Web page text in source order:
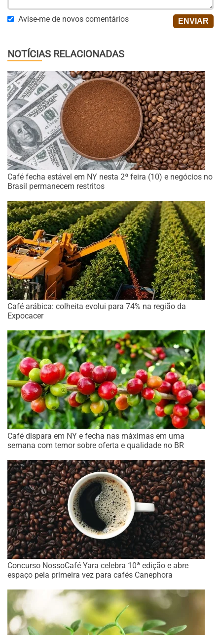
Avise-me de novos comentários
NOTÍCIAS RELACIONADAS
Café fecha estável em NY nesta 2ª feira (10) e negócios no
Brasil permanecem restritos
Café arábica: colheita evolui para 74% na região da
Expocacer
Café dispara em NY e fecha nas máximas em uma
semana com temor sobre oferta e qualidade no BR
Concurso NossoCafé Yara celebra 10ª edição e abre
espaço pela primeira vez para cafés Canephora